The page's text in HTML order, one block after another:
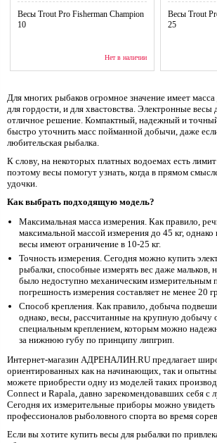
Весы Trout Pro Fisherman Champion
10
Нет в наличии
Весы Trout
25
Для многих рыбаков огромное значение имеет
для гордости, и для хвастовства. Электронные
отличное решение. Компактный, надежный и
быстро уточнить масс пойманной добычи, даже
любительская рыбалка.
К слову, на некоторых платных водоемах есть
поэтому весы помогут узнать, когда в прямом
удочки.
Как выбрать подходящую модель?
Максимальная масса измерения. Как правило,
максимальной массой измерения до 45 кг,
весы имеют ограничение в 10-25 кг.
Точность измерения. Сегодня можно купить
рыбалки, способные измерять вес даже мальков,
было недоступно механическим измерительным
погрешность измерения составляет не менее 20
Способ крепления. Как правило, добыча
однако, весы, рассчитанные на крупную добычу
специальным креплением, которым можно
за нижнюю губу по принципу липгрип.
Интернет-магазин АДРЕНАЛИН.RU предлагает
ориентированных как на начинающих, так и
можете приобрести одну из моделей таких
Connect и Rapala, давно зарекомендовавших себя с
Сегодня их измерительные приборы можно увидеть
профессионалов рыболовного спорта во время
Если вы хотите купить весы для рыбалки по